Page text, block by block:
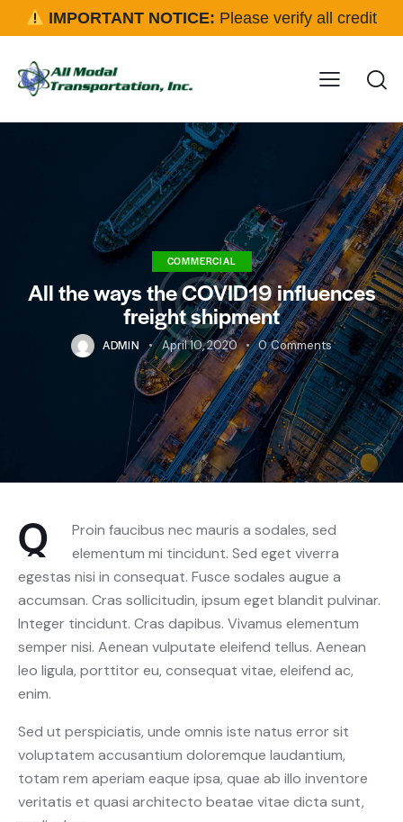
IMPORTANT NOTICE: Please verify all credit
before approval.Click here for details
COMMERCIAL
All the ways the COVID19 influences
freight shipment
ADMIN April 10, 2020 0 Comments
Q
Proin faucibus nec mauris a sodales, sed
elementum mi tincidunt. Sed eget viverra
egestas nisi in consequat. Fusce sodales augue a
accumsan. Cras sollicitudin, ipsum eget blandit pulvinar.
Integer tincidunt. Cras dapibus. Vivamus elementum
semper nisi. Aenean vulputate eleifend tellus. Aenean
leo ligula, porttitor eu, consequat vitae, eleifend ac,
enim.
Sed ut perspiciatis, unde omnis iste natus error sit
voluptatem accusantium doloremque laudantium,
totam rem aperiam eaque ipsa, quae ab illo inventore
veritatis et quasi architecto beatae vitae dicta sunt,